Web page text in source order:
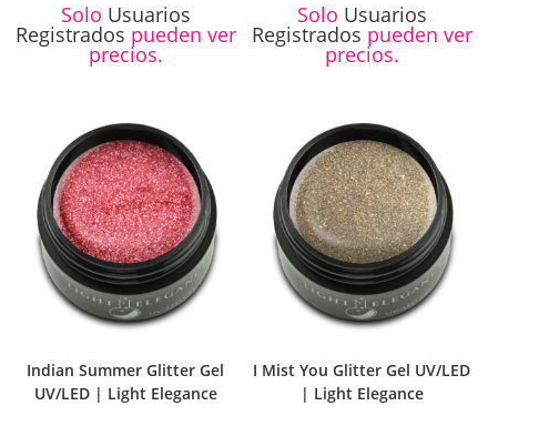
Solo Usuarios
Registrados pueden ver
precios.
Solo Usuarios
Registrados pueden ver
precios.
Indian Summer Glitter Gel
UV/LED | Light Elegance
I Mist You Glitter Gel UV/LED
| Light Elegance